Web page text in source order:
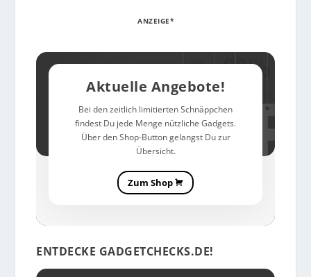
ANZEIGE*
Aktuelle Angebote!
Bei den zeitlich limitierten Schnäppchen
findest Du jede Menge nützliche Gadgets.
Über den Shop-Button gelangst Du zur
Übersicht.
Zum Shop
ENTDECKE GADGETCHECKS.DE!